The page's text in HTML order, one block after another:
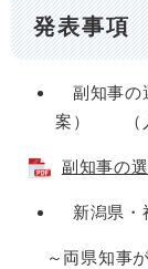
発表事項
副知事の
案） （人
副知事の
新潟県・
～両県知事が